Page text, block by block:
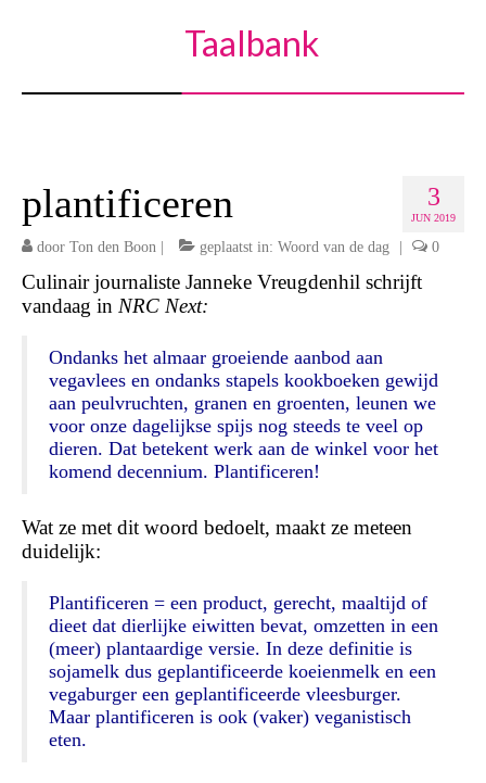
Taalbank
3
JUN 2019
plantificeren
door Ton den Boon geplaatst in: Woord van de dag 0
Culinair journaliste Janneke Vreugdenhil schrijft
vandaag in NRC Next:
Ondanks het almaar groeiende aanbod aan
vegavlees en ondanks stapels kookboeken gewijd
aan peulvruchten, granen en groenten, leunen we
voor onze dagelijkse spijs nog steeds te veel op
dieren. Dat betekent werk aan de winkel voor het
komend decennium. Plantificeren!
Wat ze met dit woord bedoelt, maakt ze meteen
duidelijk:
Plantificeren = een product, gerecht, maaltijd of
dieet dat dierlijke eiwitten bevat, omzetten in een
(meer) plantaardige versie. In deze definitie is
sojamelk dus geplantificeerde koeienmelk en een
vegaburger een geplantificeerde vleesburger.
Maar plantificeren is ook (vaker) veganistisch
eten.